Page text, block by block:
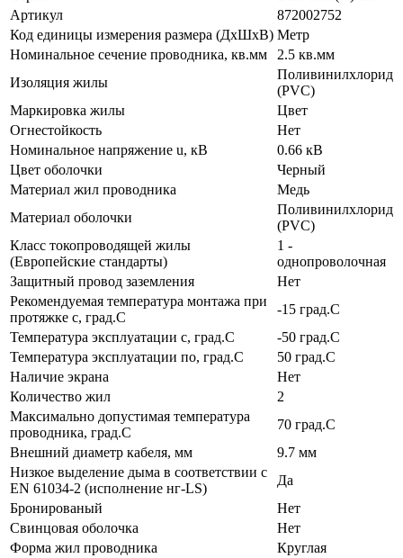
Артикул
872002752
Код единицы измерения размера (ДхШхВ) Метр
Номинальное сечение проводника, кв.мм
2.5 кв.мм
Изоляция жилы
Поливинилхлорид
(PVC)
Маркировка жилы
Цвет
Огнестойкость
Нет
Номинальное напряжение u, кВ
0.66 кВ
Цвет оболочки
Черный
Материал жил проводника
Медь
Материал оболочки
Поливинилхлорид
(PVC)
Класс токопроводящей жилы
(Европейские стандарты)
1 -
однопроволочная
Защитный провод заземления
Нет
Рекомендуемая температура монтажа при
протяжке с, град.C
-15 град.C
Температура эксплуатации с, град.C
-50 град.C
Температура эксплуатации по, град.C
50 град.C
Наличие экрана
Нет
Количество жил
2
Максимально допустимая температура
проводника, град.C
70 град.C
Внешний диаметр кабеля, мм
9.7 мм
Низкое выделение дыма в соответствии с
EN 61034-2 (исполнение нг-LS)
Да
Бронированый
Нет
Свинцовая оболочка
Нет
Форма жил проводника
Круглая